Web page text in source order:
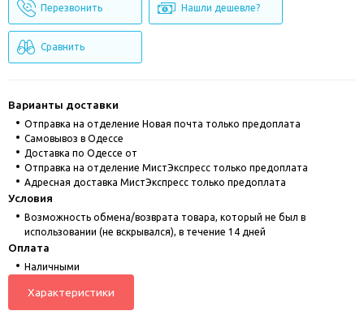
Перезвонить Нашли дешевле?
Сравнить
Варианты доставки
Отправка на отделение Новая почта только предоплата
Cамовывоз в Одессе
Доставка по Одессе от
Отправка на отделение МистЭкспресс только предоплата
Адресная доставка МистЭкспресс только предоплата
Условия
Возможность обмена/возврата товара, который не был в
использовании (не вскрывался), в течение 14 дней
Оплата
Наличными
Характеристики